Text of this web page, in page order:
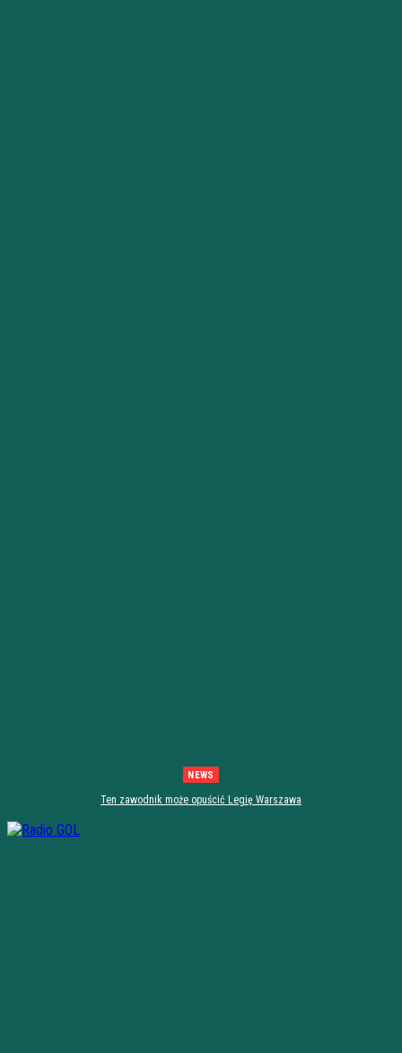
NEWS
Ten zawodnik może opuścić Legię Warszawa